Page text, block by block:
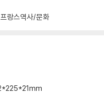
프랑스역사/문화